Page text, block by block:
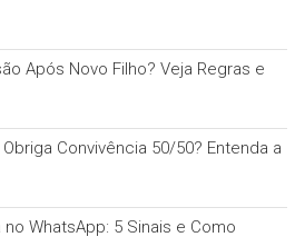
Após Novo Filho? Veja Regras e
Convivência 50/50? Entenda a
WhatsApp: 5 Sinais e Como